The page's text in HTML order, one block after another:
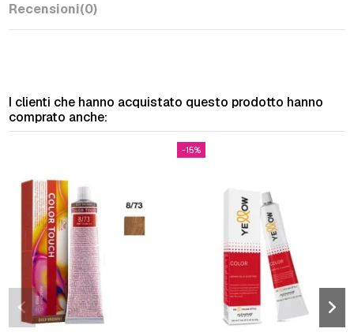
Recensioni(0)
I clienti che hanno acquistato questo prodotto hanno
comprato anche:
-15%